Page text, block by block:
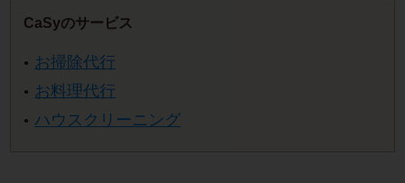
CaSyのサービス
お掃除代行
お料理代行
ハウスクリーニング